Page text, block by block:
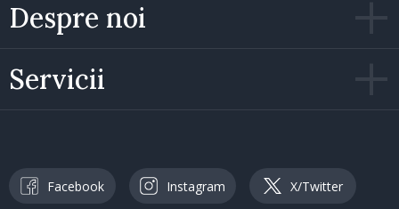
Despre noi
Servicii
Facebook Instagram X/Twitter